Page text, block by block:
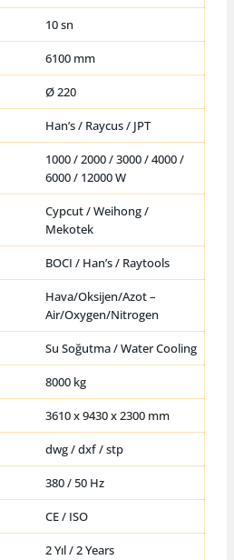
10 sn
6100 mm
Ø 220
Han’s / Raycus / JPT
1000 / 2000 / 3000 / 4000 /
6000 / 12000 W
Cypcut / Weihong /
Mekotek
BOCI / Han’s / Raytools
Hava/Oksijen/Azot –
Air/Oxygen/Nitrogen
Su Soğutma / Water Cooling
8000 kg
3610 x 9430 x 2300 mm
dwg / dxf / stp
380 / 50 Hz
CE / ISO
2 Yıl / 2 Years